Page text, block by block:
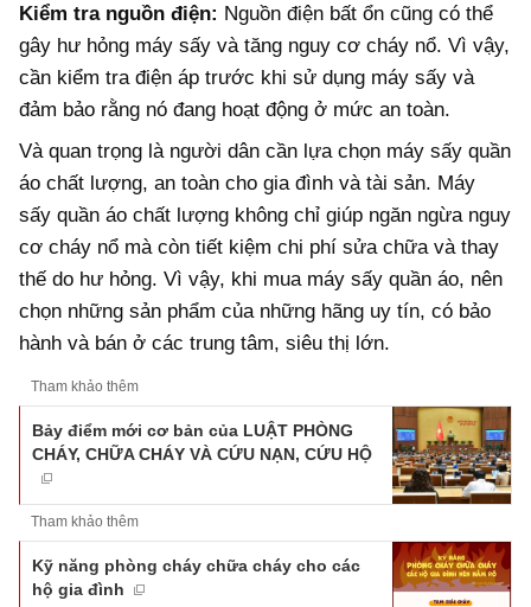
Kiểm tra nguồn điện: Nguồn điện bất ổn cũng có thể
gây hư hỏng máy sấy và tăng nguy cơ cháy nổ. Vì vậy,
cần kiểm tra điện áp trước khi sử dụng máy sấy và
đảm bảo rằng nó đang hoạt động ở mức an toàn.
Và quan trọng là người dân cần lựa chọn máy sấy quần
áo chất lượng, an toàn cho gia đình và tài sản. Máy
sấy quần áo chất lượng không chỉ giúp ngăn ngừa nguy
cơ cháy nổ mà còn tiết kiệm chi phí sửa chữa và thay
thế do hư hỏng. Vì vậy, khi mua máy sấy quần áo, nên
chọn những sản phẩm của những hãng uy tín, có bảo
hành và bán ở các trung tâm, siêu thị lớn.
Tham khảo thêm
Bảy điểm mới cơ bản của LUẬT PHÒNG
CHÁY, CHỮA CHÁY VÀ CỨU NẠN, CỨU HỘ
Tham khảo thêm
Kỹ năng phòng cháy chữa cháy cho các
hộ gia đình